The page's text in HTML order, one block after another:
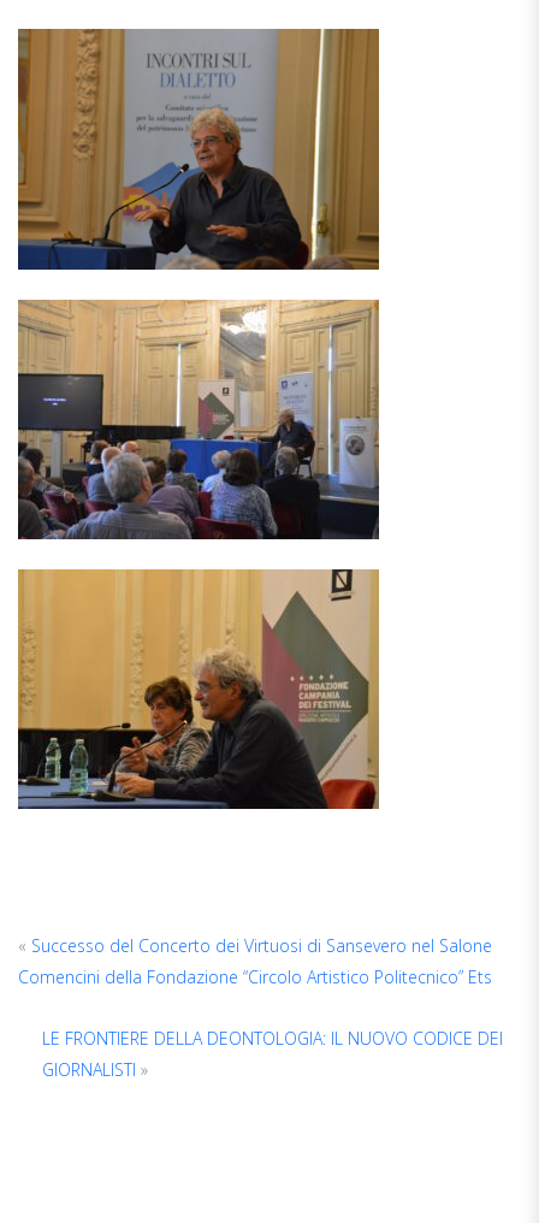
« Successo del Concerto dei Virtuosi di Sansevero nel Salone
Comencini della Fondazione “Circolo Artistico Politecnico” Ets
LE FRONTIERE DELLA DEONTOLOGIA: IL NUOVO CODICE DEI
GIORNALISTI »